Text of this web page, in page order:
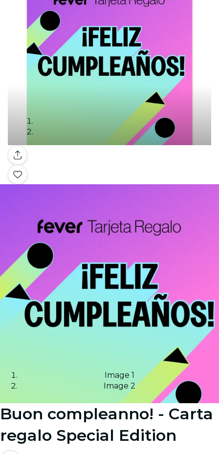
Galleria
Image 1
Image 2
Buon compleanno! - Carta
regalo Special Edition